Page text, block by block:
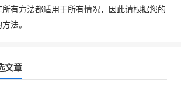
有方法都适用于所有情况，因此请根据您的
法。
文章